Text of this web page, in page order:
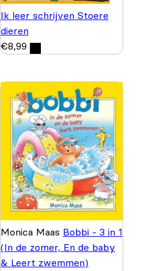
Ik leer schrijven Stoere
dieren
€8,99
Monica Maas Bobbi - 3 in 1
(In de zomer, En de baby
& Leert zwemmen)